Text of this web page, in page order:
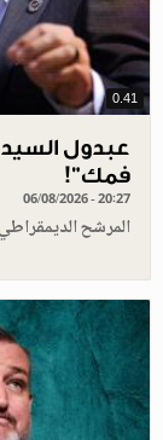
0.41
عبدول
فمك"!
06/08/2026 - 20:27
المرشح